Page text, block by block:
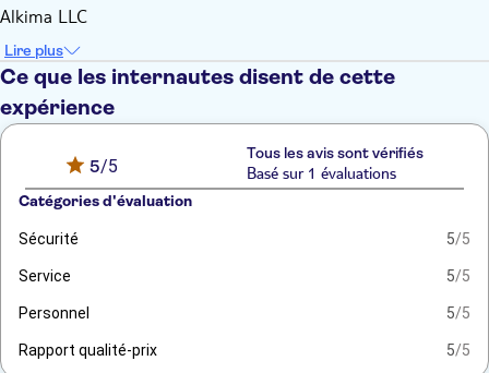
Alkima LLC
Lire plus
Ce que les internautes disent de cette
expérience
5/5
Tous les avis sont vérifiés
Basé sur 1 évaluations
Catégories d'évaluation
Sécurité 5/5
Service 5/5
Personnel 5/5
Rapport qualité-prix 5/5